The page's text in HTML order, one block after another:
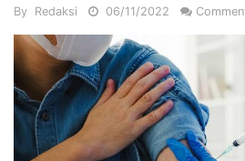
By Redaksi 06/11/2022